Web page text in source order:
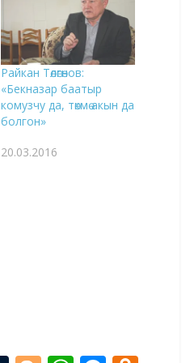
Райкан Төлөгөнов:
«Бекназар баатыр
комузчу да, төкмө акын да
болгон»
20.03.2016